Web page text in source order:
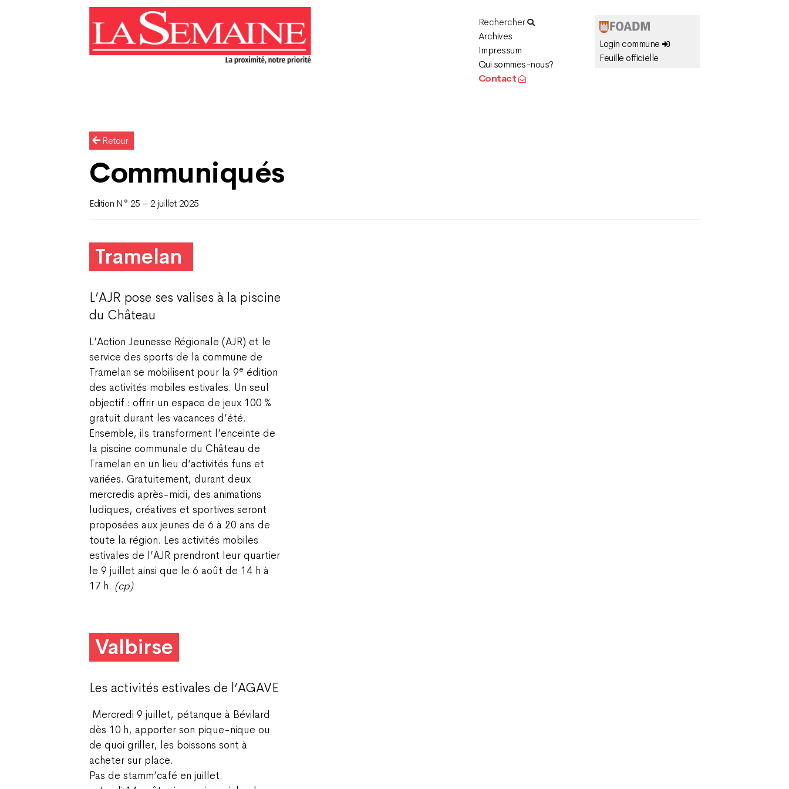
Rechercher
Archives
Impressum
Qui sommes-nous?
Contact
Login commune
Feuille officielle
Retour
Communiqués
Edition N° 25 – 2 juillet 2025
Tramelan
L’AJR pose ses valises à la piscine
du Château
L’Action Jeunesse Régionale (AJR) et le
service des sports de la commune de
Tramelan se mobilisent pour la 9e édition
des activités mobiles estivales. Un seul
objectif : offrir un espace de jeux 100 %
gratuit durant les vacances d’été.
Ensemble, ils transforment l’enceinte de
la piscine communale du Château de
Tramelan en un lieu d’activités funs et
variées. Gratuitement, durant deux
mercredis après-midi, des animations
ludiques, créatives et sportives seront
proposées aux jeunes de 6 à 20 ans de
toute la région. Les activités mobiles
estivales de l’AJR prendront leur quartier
le 9 juillet ainsi que le 6 août de 14 h à
17 h. (cp)
Valbirse
Les activités estivales de l’AGAVE
Mercredi 9 juillet, pétanque à Bévilard
dès 10 h, apporter son pique-nique ou
de quoi griller, les boissons sont à
acheter sur place.
Pas de stamm’café en juillet.